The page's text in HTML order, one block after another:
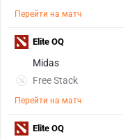
Перейти на матч
Midas
Free Stack
Перейти на матч
Elite OQ
Elite OQ